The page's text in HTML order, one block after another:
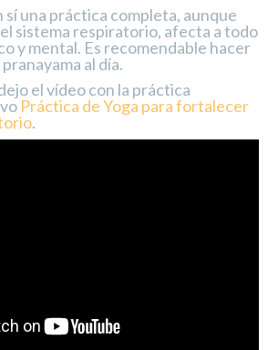
sí una práctica completa, aunque
sistema respiratorio, afecta a todo
y mental. Es recomendable hacer
al día.
el vídeo con la práctica
Práctica de Yoga para fortalecer
.